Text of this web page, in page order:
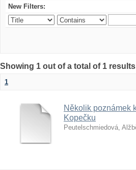
New Filters:
Showing 1 out of a total of 1
1
Několik poznámek
Kopečku
Peutelschmiedová,